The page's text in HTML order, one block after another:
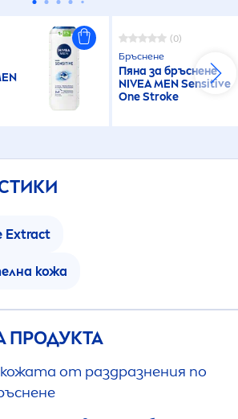
(0)
Бръснене
Пяна за бръснене
NIVEAMENSensitive
One Stroke
Extract
кожа
ПРОДУКТА
от раздразнения по